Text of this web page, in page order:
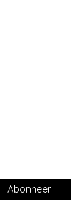
Abonneer